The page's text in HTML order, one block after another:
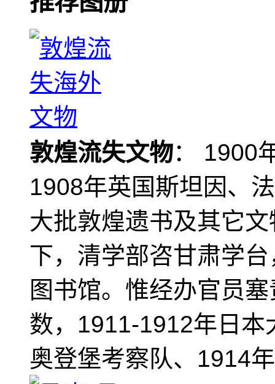
敦煌流失文物： 1900
1908年英国斯坦因、
大批敦煌遗书及其它
下，清学部咨甘肃学
图书馆。惟经办官员
数，1911-1912年日
奥登堡考察队、1914